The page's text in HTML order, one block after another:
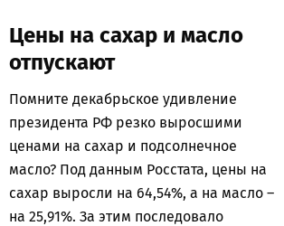
Цены на сахар и масло
отпускают
Помните декабрьское удивление
президента РФ резко выросшими
ценами на сахар и подсолнечное
масло? Под данным Росстата, цены на
сахар выросли на 64,54%, а на масло –
на 25,91%. За этим последовало